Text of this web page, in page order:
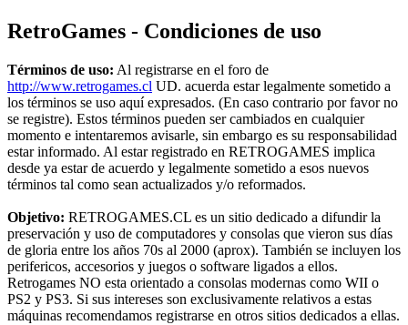
RetroGames - Condiciones de uso
Términos de uso: Al registrarse en el foro de
http://www.retrogames.cl UD. acuerda estar legalmente sometido a
los términos se uso aquí expresados. (En caso contrario por favor no
se registre). Estos términos pueden ser cambiados en cualquier
momento e intentaremos avisarle, sin embargo es su responsabilidad
estar informado. Al estar registrado en RETROGAMES implica
desde ya estar de acuerdo y legalmente sometido a esos nuevos
términos tal como sean actualizados y/o reformados.
Objetivo: RETROGAMES.CL es un sitio dedicado a difundir la
preservación y uso de computadores y consolas que vieron sus días
de gloria entre los años 70s al 2000 (aprox). También se incluyen los
perifericos, accesorios y juegos o software ligados a ellos.
Retrogames NO esta orientado a consolas modernas como WII o
PS2 y PS3. Si sus intereses son exclusivamente relativos a estas
máquinas recomendamos registrarse en otros sitios dedicados a ellas.